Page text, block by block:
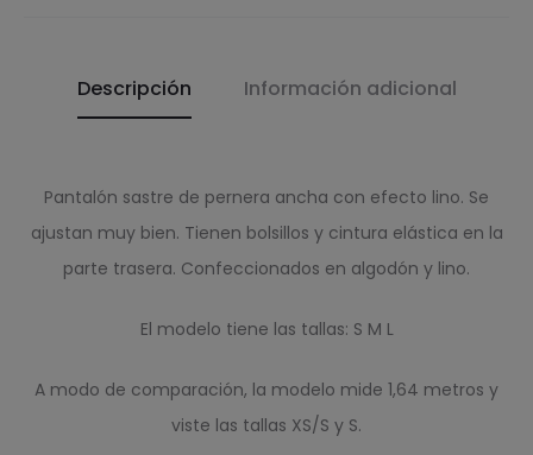
Descripción Información adicional
Pantalón sastre de pernera ancha con efecto lino. Se
ajustan muy bien. Tienen bolsillos y cintura elástica en la
parte trasera. Confeccionados en algodón y lino.
El modelo tiene las tallas: S M L
A modo de comparación, la modelo mide 1,64 metros y
viste las tallas XS/S y S.